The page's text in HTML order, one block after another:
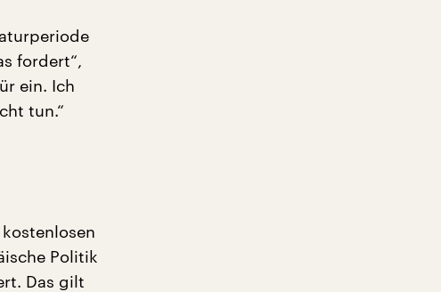
fordert“,
ein. Ich
tun.“
Politik
Das gilt